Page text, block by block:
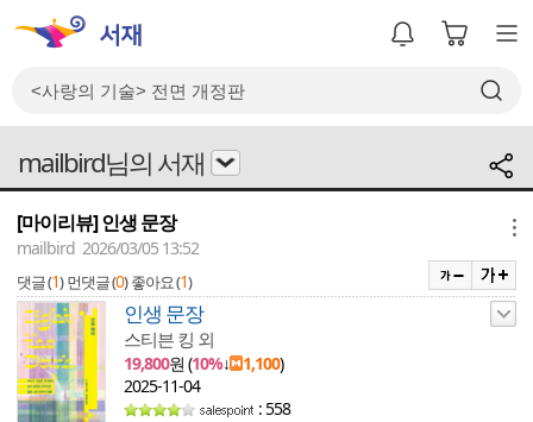
mailbird님의 서재
[마이리뷰] 인생 문장
mailbird 2026/03/05 13:52
댓글 (1) 먼댓글 (0) 좋아요 (1)
인생 문장
스티븐 킹 외
19,800원 (10%↓ 1,100)
2025-11-04
: 558